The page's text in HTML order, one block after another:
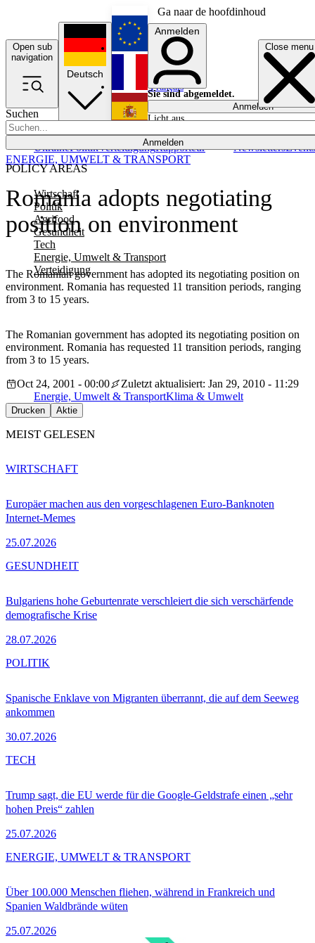
Ga naar de hoofdinhoud
Open sub
navigation
Close menu
Suchen
Anmelden
POLICY AREAS
Wirtschaft
Politik
Agrifood
Gesundheit
Tech
Energie, Umwelt & Transport
Verteidigung
UkrainePolitikVerteidigungRapporteur NewslettersEvents
Deutsch
English
Français
Anmelden
Sie sind abgemeldet.
Anmelden
Licht aus
Romania adopts negotiating
position on environment
The Romanian government has adopted its negotiating position on
environment. Romania has requested 11 transition periods, ranging
from 3 to 15 years.
ENERGIE, UMWELT & TRANSPORT
The Romanian government has adopted its negotiating position on
environment. Romania has requested 11 transition periods, ranging
from 3 to 15 years.
Oct 24, 2001 - 00:00
Zuletzt aktualisiert: Jan 29, 2010 - 11:29
Energie, Umwelt & TransportKlima & Umwelt
Drucken Aktie
MEIST GELESEN
Europäer machen aus den vorgeschlagenen Euro-Banknoten
Internet-Memes
25.07.2026
WIRTSCHAFT
Bulgariens hohe Geburtenrate verschleiert die sich verschärfende
demografische Krise
28.07.2026
GESUNDHEIT
Spanische Enklave von Migranten überrannt, die auf dem Seeweg
ankommen
30.07.2026
POLITIK
Trump sagt, die EU werde für die Google-Geldstrafe einen „sehr
hohen Preis“ zahlen
25.07.2026
TECH
Über 100.000 Menschen fliehen, während in Frankreich und
Spanien Waldbrände wüten
25.07.2026
ENERGIE, UMWELT & TRANSPORT